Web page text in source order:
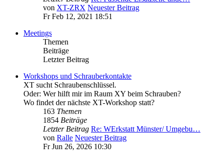
von XT-ZRX Neuester Beitrag
Fr Feb 12, 2021 18:51
Meetings
Themen
Beiträge
Letzter Beitrag
Workshops und Schrauberkontakte
XT sucht Schraubenschlüssel.
Oder: Wer hilft mir im Raum XY beim Schrauben?
Wo findet der nächste XT-Workshop statt?
163 Themen
1854 Beiträge
Letzter Beitrag Re: WErkstatt Münster/ Umgebu…
von Ralle Neuester Beitrag
Fr Jun 26, 2026 10:30